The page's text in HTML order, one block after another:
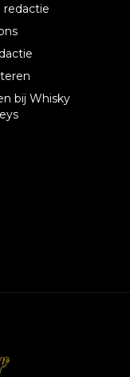
redactie
bij Whisky